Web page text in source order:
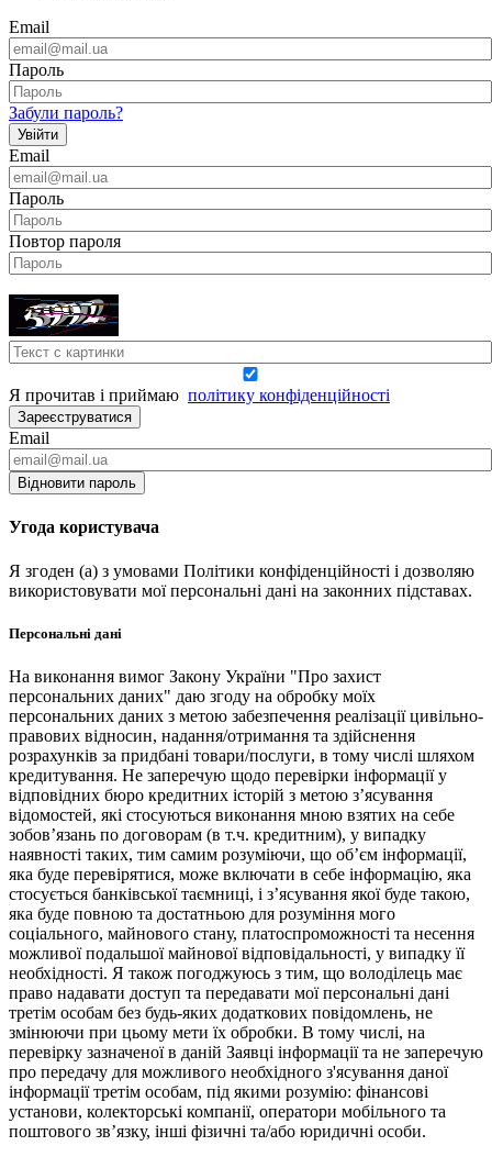
Email
Пароль
Забули пароль?
Увійти
Email
Пароль
Повтор пароля
Я прочитав і приймаю політику конфіденційності
Зареєструватися
Email
Відновити пароль
Угода користувача
Я згоден (а) з умовами Політики конфіденційності і дозволяю
використовувати мої персональні дані на законних підставах.
Персональні дані
На виконання вимог Закону України "Про захист
персональних даних" даю згоду на обробку моїх
персональних даних з метою забезпечення реалізації цивільно-
правових відносин, надання/отримання та здійснення
розрахунків за придбані товари/послуги, в тому числі шляхом
кредитування. Не заперечую щодо перевірки інформації у
відповідних бюро кредитних історій з метою з’ясування
відомостей, які стосуються виконання мною взятих на себе
зобов’язань по договорам (в т.ч. кредитним), у випадку
наявності таких, тим самим розуміючи, що об’єм інформації,
яка буде перевірятися, може включати в себе інформацію, яка
стосується банківської таємниці, і з’ясування якої буде такою,
яка буде повною та достатньою для розуміння мого
соціального, майнового стану, платоспроможності та несення
можливої подальшої майнової відповідальності, у випадку її
необхідності. Я також погоджуюсь з тим, що володілець має
право надавати доступ та передавати мої персональні дані
третім особам без будь-яких додаткових повідомлень, не
змінюючи при цьому мети їх обробки. В тому числі, на
перевірку зазначеної в даній Заявці інформації та не заперечую
про передачу для можливого необхідного з'ясування даної
інформації третім особам, під якими розумію: фінансові
установи, колекторські компанії, оператори мобільного та
поштового зв’язку, інші фізичні та/або юридичні особи.